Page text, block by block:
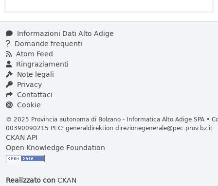
Informazioni Dati Alto Adige
Domande frequenti
Atom Feed
Ringraziamenti
Note legali
Privacy
Contattaci
Cookie
© 2025 Provincia autonoma di Bolzano - Informatica Alto Adige SPA •
00390090215 PEC: generaldirektion.direzionegenerale@pec.prov.bz.it
CKAN API
Open Knowledge Foundation
Realizzato conCKAN